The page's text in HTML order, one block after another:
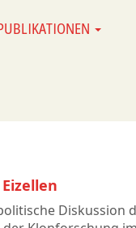
Diskussion